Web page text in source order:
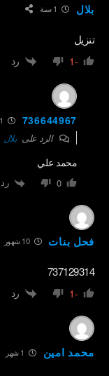
بلال
تنزيل
-1 رد
736644967
الرد علىبلال
محمد علي
0 رد
فحل بنات 10 شهور
737129314
-1 رد
محمد امين